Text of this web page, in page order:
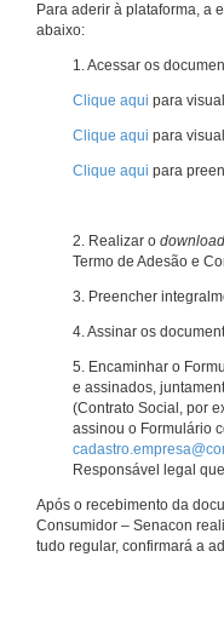
Para aderir à plataforma, a
abaixo:
1. Acessar os
Clique aqui para
Clique aqui para
Clique aqui para
2. Realizar o download
Termo de Adesão e
3. Preencher
4. Assinar os
5. Encaminhar o
e assinados,
(Contrato Social, por
assinou o Formulário
Responsável legal
Após o recebimento da
Consumidor – Senacon
tudo regular, confirmará a